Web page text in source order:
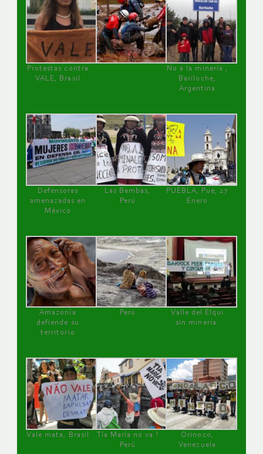
Protestas contra
VALE, Brasil
No a la minería ,
Bariloche,
Argentina
Defensoras
amenazadas en
México
Las Bambas,
Perú
PUEBLA, Pue, 27
Enero
Amazonía
defiende su
territorio
Perú
Valle del Elqui
sin minería.
Vale mata, Brasil
Tía María no va !
Perú
Orinoco,
Venezuela